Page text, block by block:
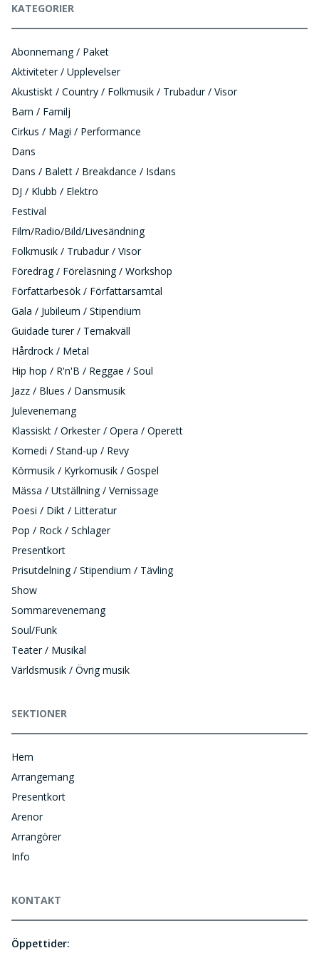
KATEGORIER
Abonnemang / Paket
Aktiviteter / Upplevelser
Akustiskt / Country / Folkmusik / Trubadur / Visor
Barn / Familj
Cirkus / Magi / Performance
Dans
Dans / Balett / Breakdance / Isdans
DJ / Klubb / Elektro
Festival
Film/Radio/Bild/Livesändning
Folkmusik / Trubadur / Visor
Föredrag / Föreläsning / Workshop
Författarbesök / Författarsamtal
Gala / Jubileum / Stipendium
Guidade turer / Temakväll
Hårdrock / Metal
Hip hop / R'n'B / Reggae / Soul
Jazz / Blues / Dansmusik
Julevenemang
Klassiskt / Orkester / Opera / Operett
Komedi / Stand-up / Revy
Körmusik / Kyrkomusik / Gospel
Mässa / Utställning / Vernissage
Poesi / Dikt / Litteratur
Pop / Rock / Schlager
Presentkort
Prisutdelning / Stipendium / Tävling
Show
Sommarevenemang
Soul/Funk
Teater / Musikal
Världsmusik / Övrig musik
SEKTIONER
Hem
Arrangemang
Presentkort
Arenor
Arrangörer
Info
KONTAKT
Öppettider: